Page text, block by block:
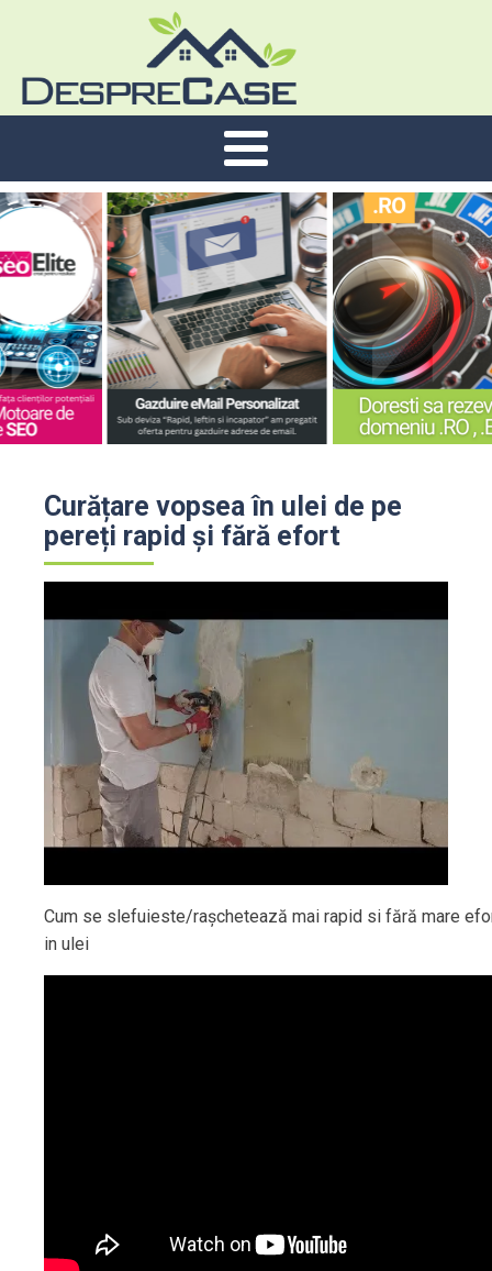
Curățare vopsea în ulei de pe
pereți rapid și fără efort
Cum se slefuieste/rașchetează mai rapid si fără mare
in ulei